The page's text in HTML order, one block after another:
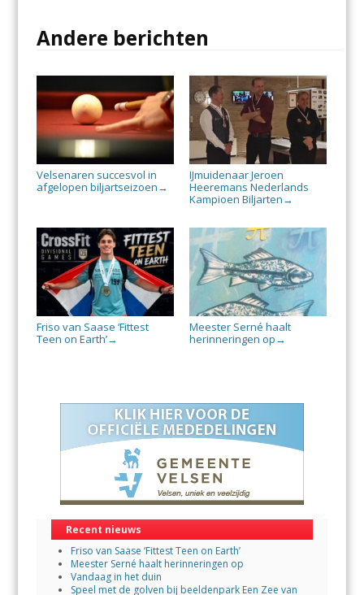
Andere berichten
Velsenaren succesvol in
afgelopen biljartseizoen →
IJmuidenaar Jeroen
Heeremans Nederlands
Kampioen Biljarten →
Friso van Saase ‘Fittest
Teen on Earth’→
Meester Serné haalt
herinneringen op →
Recent nieuws
Friso van Saase ‘Fittest Teen on Earth’
Meester Serné haalt herinneringen op
Vandaag in het duin
Speel met de golven bij beeldenpark Een Zee van